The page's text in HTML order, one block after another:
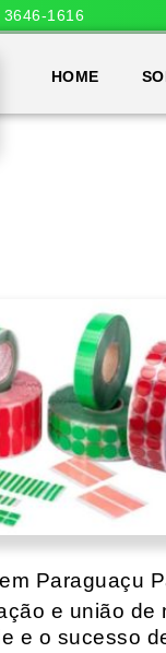
3646-1616
HOME
Paraguaçu
e união
e o sucesso